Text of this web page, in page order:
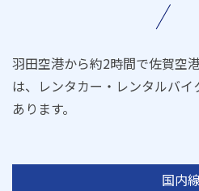
羽田空港から約2時間で佐賀空
は、レンタカー・レンタルバ
あります。
国内線